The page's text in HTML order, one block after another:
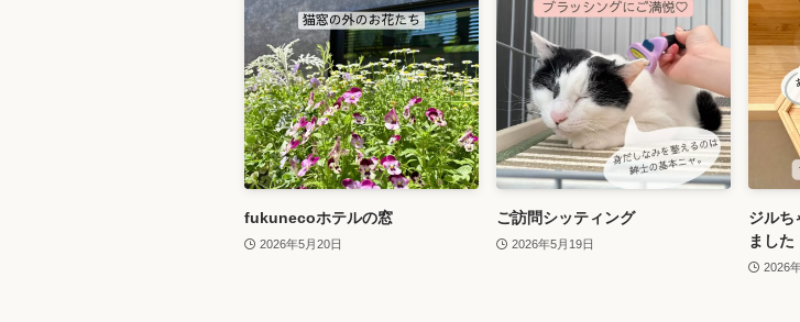
fukunecoホテルの窓
2026年5月20日
ご訪問シッティング
2026年5月19日
ジルち
ました
2026